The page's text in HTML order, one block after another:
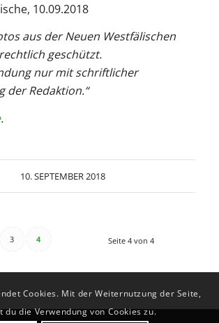
10.09.2018
aus der Neuen Westfälischen
geschützt.
nur mit schriftlicher
der Redaktion.“
.
10. SEPTEMBER 2018
Seite 4 von 4
3 4
Cookies. Mit der Weiternutzung der Seite,
du die Verwendung von Cookies zu.